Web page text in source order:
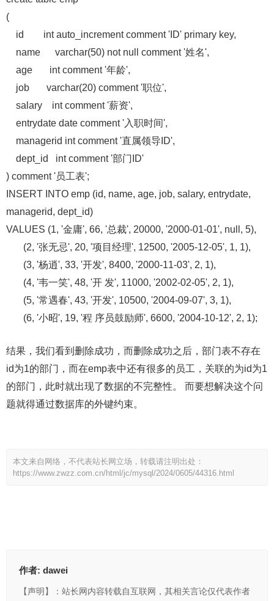
(
id int auto_increment comment 'ID' primary key,
name varchar(50) not null comment '姓名',
age int comment '年龄',
job varchar(20) comment '职位',
salary int comment '薪资',
entrydate date comment '入职时间',
managerid int comment '直属领导ID',
dept_id int comment '部门ID'
) comment '员工表';
INSERT INTO emp (id, name, age, job, salary, entrydate,
managerid, dept_id)
VALUES (1, '金庸', 66, '总裁', 20000, '2000-01-01', null, 5),
(2, '张无忌', 20, '项目经理', 12500, '2005-12-05', 1, 1),
(3, '杨逍', 33, '开发', 8400, '2000-11-03', 2, 1),
(4, '韦一笑', 48, '开 发', 11000, '2002-02-05', 2, 1),
(5, '常遇春', 43, '开发', 10500, '2004-09-07', 3, 1),
(6, '小昭', 19, '程 序员鼓励师', 6600, '2004-10-12', 2, 1);
结果，我们看到删除成功，而删除成功之后，部门表不存在
id为1的部门，而在emp表中还有很多的员工，关联的为id为1
的部门，此时就出现了数据的不完整性。 而要想解决这个问
题就得通过数据库的外键约束。
本文来自网络，不代表站长网立场，转载请注明出处：
https://www.zwzz.com.cn/html/jc/mysql/2024/0605/44316.html
作者: dawei
【声明】：站长网内容转载自互联网，其相关言论仅代表作者